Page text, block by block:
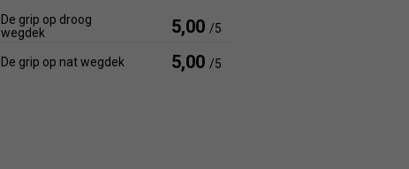
De grip op droog
wegdek
5,00 /5
De grip op nat wegdek 5,00 /5